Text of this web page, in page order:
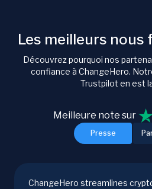
Les meilleurs
Découvrez pourquoi nos
confiance à ChangeHero.
Trustpilot en est
Presse
Meilleure note sur
ChangeHero streamlines